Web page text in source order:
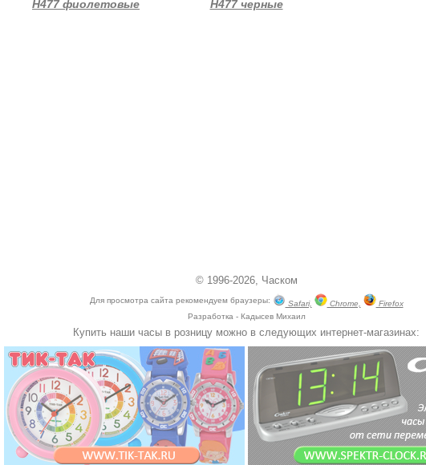
Н477 фиолетовые Н477 черные
© 1996-2026, Часком
Для просмотра сайта рекомендуем браузеры: Safari, Chrome,
Firefox
Разработка - Кадысев Михаил
Купить наши часы в розницу можно в следующих интернет-магазинах: